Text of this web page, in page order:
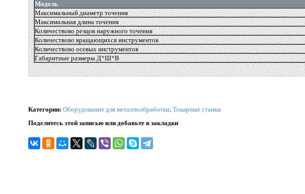
Модель
Максимальный диаметр точения
Максимальная длина точения
Количествово резцов наружного точения
Количествово вращающихся инструментов
Количествово осевых инструментов
Габаритные размеры Д*Ш*В
Категории:Оборудование для металлообработки, Токарные станки
Поделитесь этой записью или добавьте в закладки